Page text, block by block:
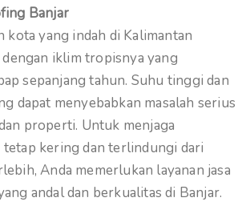
Banjar
kota yang indah di Kalimantan
iklim tropisnya yang
sepanjang tahun. Suhu tinggi dan
dapat menyebabkan masalah serius
properti. Untuk menjaga
tetap kering dan terlindungi dari
Anda memerlukan layanan jasa
andal dan berkualitas di Banjar.